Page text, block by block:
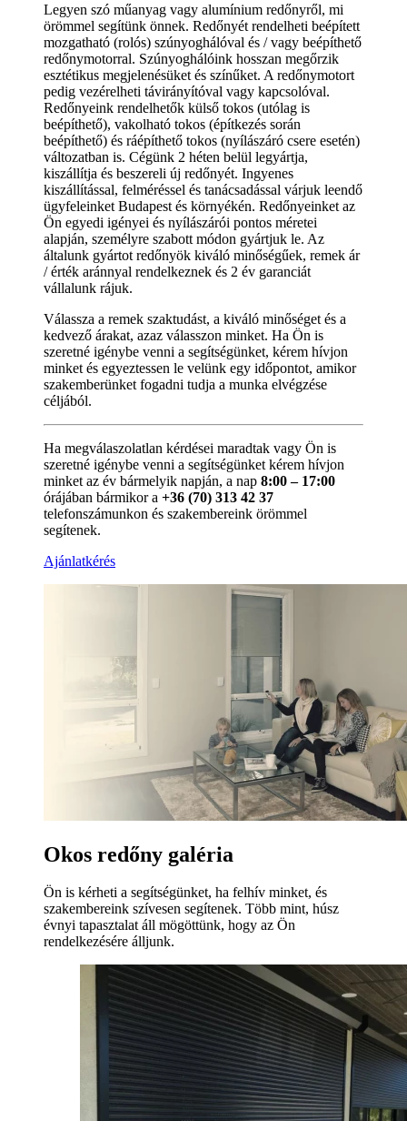
Legyen szó műanyag vagy alumínium redőnyről, mi
örömmel segítünk önnek. Redőnyét rendelheti beépített
mozgatható (rolós) szúnyoghálóval és / vagy beépíthető
redőnymotorral. Szúnyoghálóink hosszan megőrzik
esztétikus megjelenésüket és színűket. A redőnymotort
pedig vezérelheti távirányítóval vagy kapcsolóval.
Redőnyeink rendelhetők külső tokos (utólag is
beépíthető), vakolható tokos (építkezés során
beépíthető) és ráépíthető tokos (nyílászáró csere esetén)
változatban is. Cégünk 2 héten belül legyártja,
kiszállítja és beszereli új redőnyét. Ingyenes
kiszállítással, felméréssel és tanácsadással várjuk leendő
ügyfeleinket Budapest és környékén. Redőnyeinket az
Ön egyedi igényei és nyílászárói pontos méretei
alapján, személyre szabott módon gyártjuk le. Az
általunk gyártot redőnyök kiváló minőségűek, remek ár
/ érték aránnyal rendelkeznek és 2 év garanciát
vállalunk rájuk.
Válassza a remek szaktudást, a kiváló minőséget és a
kedvező árakat, azaz válasszon minket. Ha Ön is
szeretné igénybe venni a segítségünket, kérem hívjon
minket és egyeztessen le velünk egy időpontot, amikor
szakemberünket fogadni tudja a munka elvégzése
céljából.
Ha megválaszolatlan kérdései maradtak vagy Ön is
szeretné igénybe venni a segítségünket kérem hívjon
minket az év bármelyik napján, a nap 8:00 – 17:00
órájában bármikor a +36 (70) 313 42 37
telefonszámunkon és szakembereink örömmel
segítenek.
Ajánlatkérés
Okos redőny galéria
Ön is kérheti a segítségünket, ha felhív minket, és
szakembereink szívesen segítenek. Több mint, húsz
évnyi tapasztalat áll mögöttünk, hogy az Ön
rendelkezésére álljunk.